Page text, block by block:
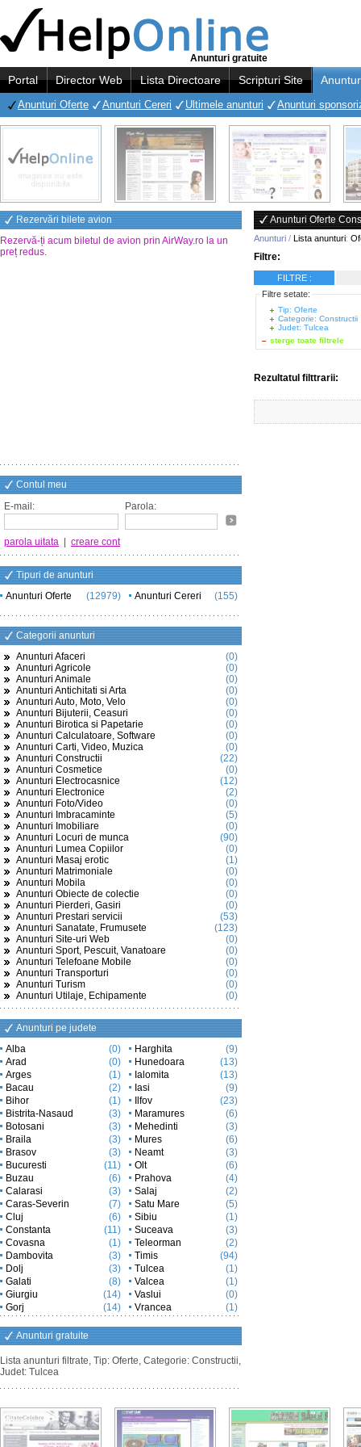
Anunturi gratuite
Portal Director Web Lista Directoare Scripturi Site
Anunturi Oferte Anunturi Cereri Ultimele anunturi Anunturi
Rezervări bilete avion
Rezervă-ți acum biletul de avion prin AirWay.ro la un
preț redus.
Contul meu
E-mail:
Parola:
parola uitata creare cont
Tipuri de anunturi
Anunturi Oferte
(12979) Anunturi Cereri (155)
Categorii anunturi
Anunturi Afaceri
(0)
Anunturi Agricole
(0)
Anunturi Animale
(0)
Anunturi Antichitati si Arta
(0)
Anunturi Auto, Moto, Velo
(0)
Anunturi Bijuterii, Ceasuri
(0)
Anunturi Birotica si Papetarie
(0)
Anunturi Calculatoare, Software
(0)
Anunturi Carti, Video, Muzica
(0)
Anunturi Constructii
(22)
Anunturi Cosmetice
(0)
Anunturi Electrocasnice
(12)
Anunturi Electronice
(2)
Anunturi Foto/Video
(0)
Anunturi Imbracaminte
(5)
Anunturi Imobiliare
(0)
Anunturi Locuri de munca
(90)
Anunturi Lumea Copiilor
(0)
Anunturi Masaj erotic
(1)
Anunturi Matrimoniale
(0)
Anunturi Mobila
(0)
Anunturi Obiecte de colectie
(0)
Anunturi Pierderi, Gasiri
(0)
Anunturi Prestari servicii
(53)
Anunturi Sanatate, Frumusete
(123)
Anunturi Site-uri Web
(0)
Anunturi Sport, Pescuit, Vanatoare
(0)
Anunturi Telefoane Mobile
(0)
Anunturi Transporturi
(0)
Anunturi Turism
(0)
Anunturi Utilaje, Echipamente
(0)
Anunturi pe judete
Alba
(0)
Arad
(0)
Arges
(1)
Bacau
(2)
Bihor
(1)
Bistrita-Nasaud
(3)
Botosani
(3)
Braila
(3)
Brasov
(3)
Bucuresti
(11)
Buzau
(6)
Calarasi
(3)
Caras-Severin
(7)
Cluj
(6)
Constanta
(11)
Covasna
(1)
Dambovita
(3)
Dolj
(3)
Galati
(8)
Giurgiu
(14)
Gorj
(14)
Harghita
(9)
Hunedoara
(13)
Ialomita
(13)
Iasi
(9)
Ilfov
(23)
Maramures
(6)
Mehedinti
(3)
Mures
(6)
Neamt
(3)
Olt
(6)
Prahova
(4)
Salaj
(2)
Satu Mare
(5)
Sibiu
(1)
Suceava
(3)
Teleorman
(2)
Timis
(94)
Tulcea
(1)
Valcea
(1)
Vaslui
(0)
Vrancea
(1)
Anunturi gratuite
Lista anunturi filtrate, Tip: Oferte, Categorie: Constructii,
Judet: Tulcea
Anunturi Oferte
Anunturi / Lista anunturi:
Filtre:
FILTRE :
Filtre setate:
Tip: Oferte
Categorie: Constructii
Judet: Tulcea
sterge toate filtrele
Rezultatul filttrarii: